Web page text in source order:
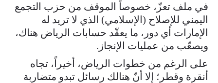
في ملف تعزّ، خصوصاً الموقف من حزب التجمع
اليمني للإصلاح (الإسلامي) الذي لا تريد له
الإمارات أي دور، ما يعقّد حسابات الرياض هناك،
ويصعّب من عمليات الإنجاز.
على الرغم من خطوات الرياض، أخيراً، تجاه
أنقرة وقطر؛ إلا أنّ هنالك رسائل تبدو متضاربة